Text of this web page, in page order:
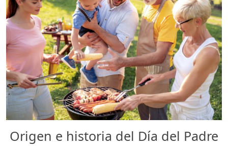
Origen e historia del Día del Padre